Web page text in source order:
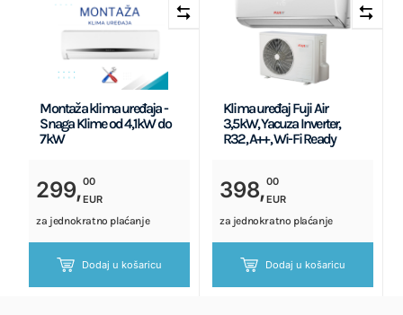
Montaža klima uređaja -
Snaga Klime od 4,1kW do
7kW
299,00
EUR
za jednokratno plaćanje
Dodaj u košaricu
Klima uređaj Fuji Air
3,5kW, Yacuza Inverter,
R32, A++, Wi-Fi Ready
398,00
EUR
za jednokratno plaćanje
Dodaj u košaricu